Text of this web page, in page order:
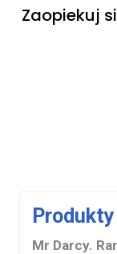
Zaopiekuj
Produkty
Mr Darcy.